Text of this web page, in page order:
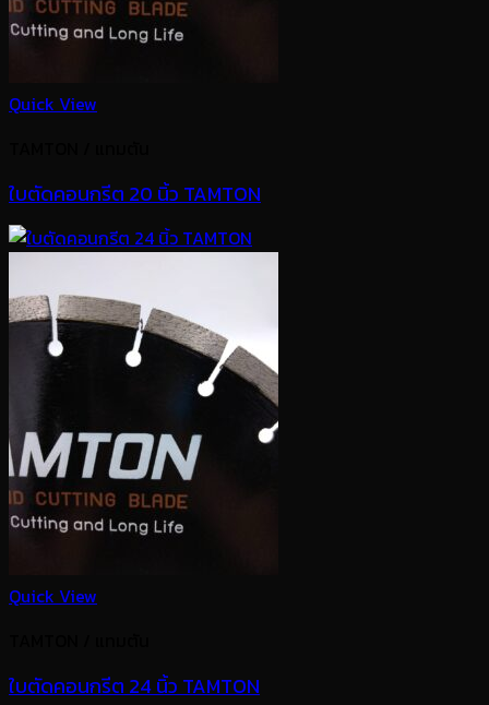
Quick View
ใบตัดคอนกรีต 20 นิ้ว TAMTON
Quick View
ใบตัดคอนกรีต 24 นิ้ว TAMTON